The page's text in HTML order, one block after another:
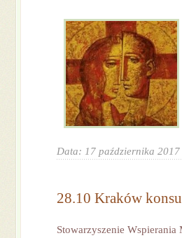
Data: 17 października 2017
28.10 Kraków
Stowarzyszenie Wspierania